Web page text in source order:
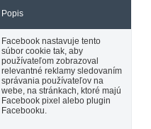
Popis
Facebook nastavuje tento
súbor cookie tak, aby
používateľom zobrazoval
relevantné reklamy sledovaním
správania používateľov na
webe, na stránkach, ktoré majú
Facebook pixel alebo plugin
Facebooku.